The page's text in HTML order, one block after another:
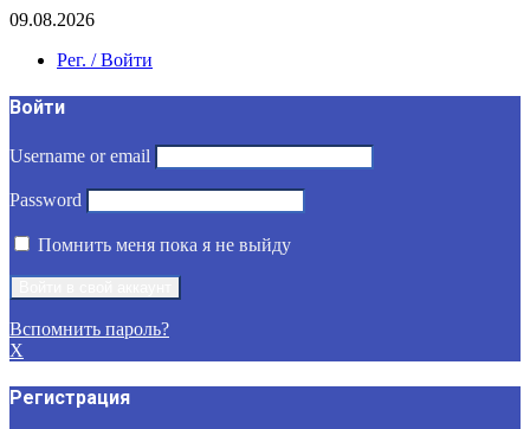
09.08.2026
Рег. / Войти
Войти
Username or email
Password
Помнить меня пока я не выйду
Вспомнить пароль?
X
Регистрация